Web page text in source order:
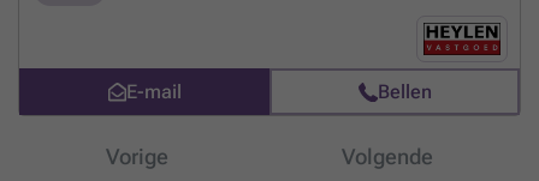
E-mail Bellen
Vorige Volgende